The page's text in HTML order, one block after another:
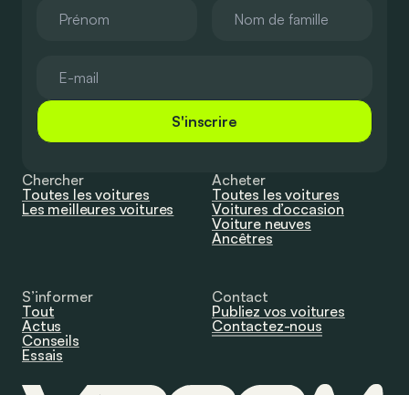
S'inscrire
Chercher
Toutes les voitures
Les meilleures voitures
Acheter
Toutes les voitures
Voitures d’occasion
Voiture neuves
Ancêtres
S’informer
Tout
Actus
Conseils
Essais
Contact
Publiez vos voitures
Contactez-nous